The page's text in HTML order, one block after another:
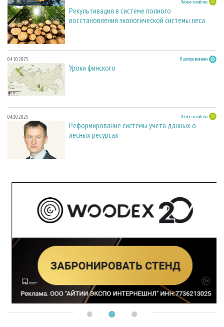
28.11.2025 Лесное хозяйство
Рекультивация в системе полного
восстановления экологической системы леса
04.10.2025 В центре внимания
Уроки финского
04.10.2025 Лесное хозяйство
Реформирование системы учета данных о
лесных ресурсах